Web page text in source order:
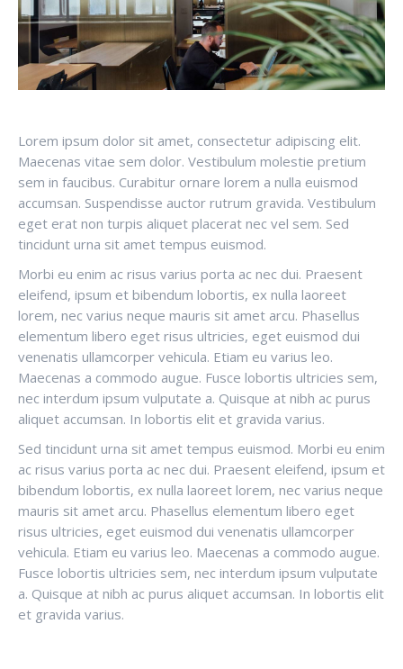
Lorem ipsum dolor sit amet, consectetur adipiscing elit.
Maecenas vitae sem dolor. Vestibulum molestie pretium
sem in faucibus. Curabitur ornare lorem a nulla euismod
accumsan. Suspendisse auctor rutrum gravida. Vestibulum
eget erat non turpis aliquet placerat nec vel sem. Sed
tincidunt urna sit amet tempus euismod.
Morbi eu enim ac risus varius porta ac nec dui. Praesent
eleifend, ipsum et bibendum lobortis, ex nulla laoreet
lorem, nec varius neque mauris sit amet arcu. Phasellus
elementum libero eget risus ultricies, eget euismod dui
venenatis ullamcorper vehicula. Etiam eu varius leo.
Maecenas a commodo augue. Fusce lobortis ultricies sem,
nec interdum ipsum vulputate a. Quisque at nibh ac purus
aliquet accumsan. In lobortis elit et gravida varius.
Sed tincidunt urna sit amet tempus euismod. Morbi eu enim
ac risus varius porta ac nec dui. Praesent eleifend, ipsum et
bibendum lobortis, ex nulla laoreet lorem, nec varius neque
mauris sit amet arcu. Phasellus elementum libero eget
risus ultricies, eget euismod dui venenatis ullamcorper
vehicula. Etiam eu varius leo. Maecenas a commodo augue.
Fusce lobortis ultricies sem, nec interdum ipsum vulputate
a. Quisque at nibh ac purus aliquet accumsan. In lobortis elit
et gravida varius.